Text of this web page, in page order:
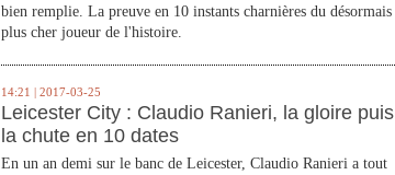
bien remplie. La preuve en 10 instants charnières du désormais
plus cher joueur de l'histoire.
14:21 | 2017-03-25
Leicester City : Claudio Ranieri, la gloire puis
la chute en 10 dates
En un an demi sur le banc de Leicester, Claudio Ranieri a tout